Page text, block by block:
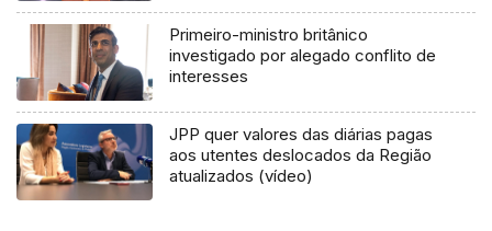
Primeiro-ministro britânico
investigado por alegado conflito de
interesses
JPP quer valores das diárias pagas
aos utentes deslocados da Região
atualizados (vídeo)